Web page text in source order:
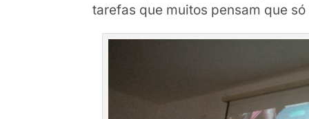
tarefas que muitos pensam que